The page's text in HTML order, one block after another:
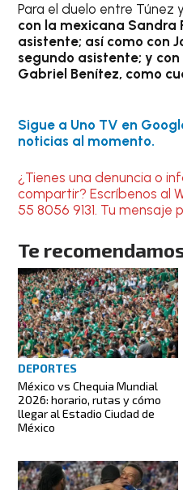
Para el duelo entre Túnez
con la mexicana Sandra
asistente; así como con
segundo asistente; y
Gabriel Benítez, como
Sigue a Uno TV en
noticias al momento.
¿Tienes una denuncia o
compartir? Escríbenos al
55 8056 9131. Tu
Te
DEPORTES
México vs Chequia Mundial
2026: horario, rutas y cómo
llegar al Estadio Ciudad de
México